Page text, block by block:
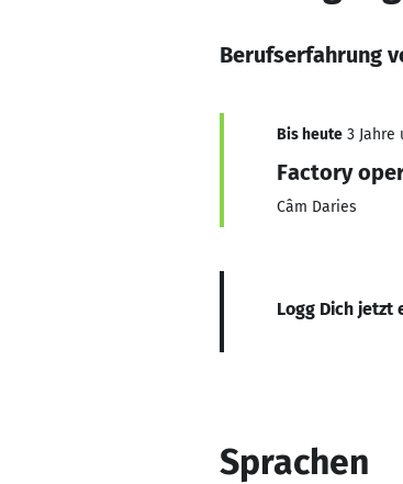
Berufserfahrung
Bis heute 3 Jahre
Factory
Câm Daries
Logg Dich jetzt
Sprachen